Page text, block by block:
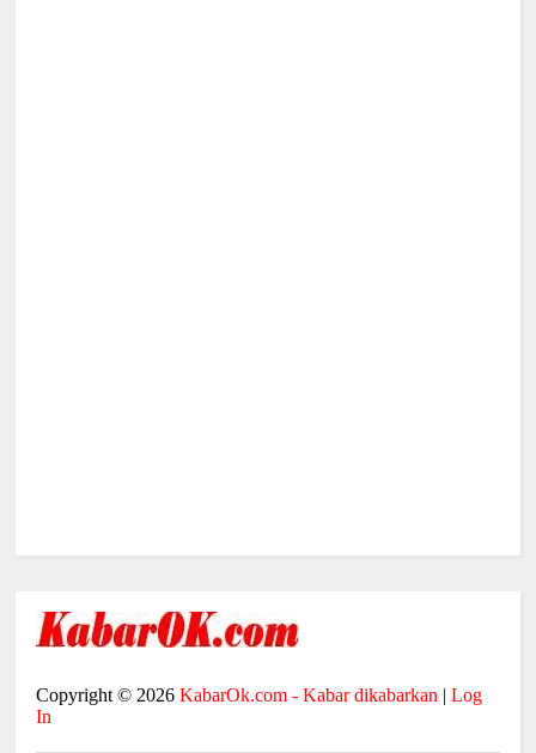
Copyright © 2026KabarOk.com - Kabar dikabarkan |Log
In